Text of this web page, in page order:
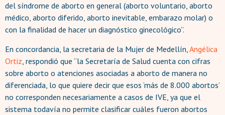
del síndrome de aborto en general (aborto voluntario, aborto
médico, aborto diferido, aborto inevitable, embarazo molar) o
con la finalidad de hacer un diagnóstico ginecológico”.
En concordancia, la secretaria de la Mujer de Medellín, Angélica
Ortiz , respondió que “la Secretaría de Salud cuenta con cifras
sobre aborto o atenciones asociadas a aborto de manera no
diferenciada, lo que quiere decir que esos ‘más de 8.000 abortos’
no corresponden necesariamente a casos de IVE, ya que el
sistema todavía no permite clasificar cuáles fueron abortos